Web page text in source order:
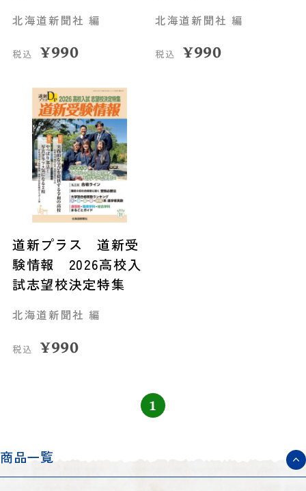
北海道新聞社 編
税込 ¥990
北海道新聞社 編
税込 ¥990
道新プラス 道新受
験情報 2026高校入
試志望校決定特集
北海道新聞社 編
税込 ¥990
1
商品一覧